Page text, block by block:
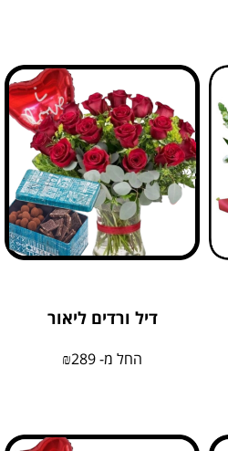
דיל ורדים ליאור
החל מ- ₪289